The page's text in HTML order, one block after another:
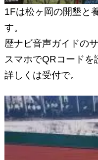
1Fは松ヶ岡の開墾と
す。
歴ナビ音声ガイドの
スマホでQRコードを
詳しくは受付で。